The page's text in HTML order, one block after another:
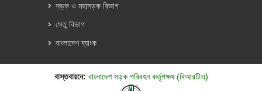
সড়ক ও মহাসড়ক বিভাগ
সেতু বিভাগ
বাংলাদেশ ব্যাংক
বাস্তবায়নে: বাংলাদেশ সড়ক পরিবহন কর্তৃপক্ষ (বিআরটিএ)